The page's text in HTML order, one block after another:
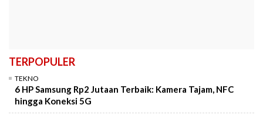
TERPOPULER
TEKNO
6 HP Samsung Rp2 Jutaan Terbaik: Kamera Tajam, NFC
hingga Koneksi 5G